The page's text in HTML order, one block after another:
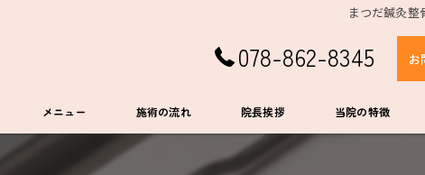
まつだ鍼灸整
078-862-8345
メニュー 施術の流れ 院長挨拶 当院の特徴